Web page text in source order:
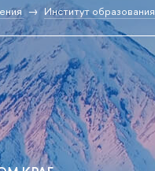
Институт образования